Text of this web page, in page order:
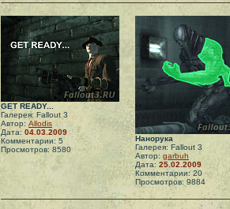
GET READY...
Галерея: Fallout 3
Автор: Allodis
Дата: 04.03.2009
Комментарии: 5
Просмотров: 8580
Нанорука
Галерея: Fallout 3
Автор: garbuh
Дата: 25.02.2009
Комментарии: 20
Просмотров: 9884